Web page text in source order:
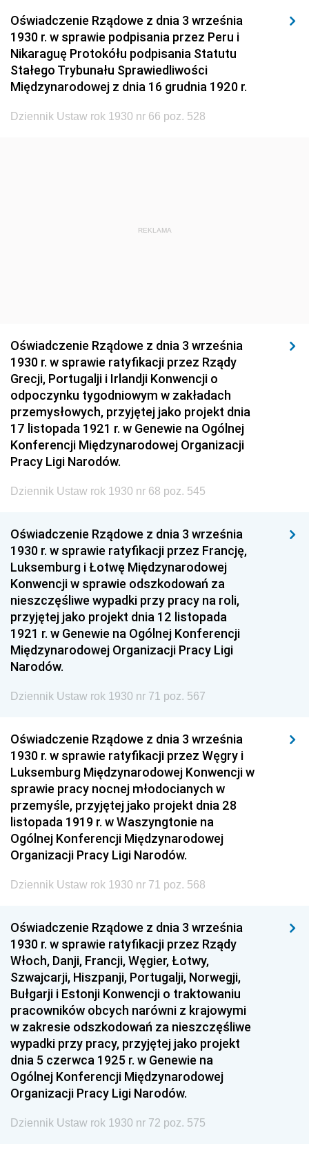
Oświadczenie Rządowe z dnia 3 września
1930 r. w sprawie podpisania przez Peru i
Nikaraguę Protokółu podpisania Statutu
Stałego Trybunału Sprawiedliwości
Międzynarodowej z dnia 16 grudnia 1920 r.
Dziennik Ustaw rok 1930 nr 66 poz. 528
REKLAMA
Oświadczenie Rządowe z dnia 3 września
1930 r. w sprawie ratyfikacji przez Rządy
Grecji, Portugalji i Irlandji Konwencji o
odpoczynku tygodniowym w zakładach
przemysłowych, przyjętej jako projekt dnia
17 listopada 1921 r. w Genewie na Ogólnej
Konferencji Międzynarodowej Organizacji
Pracy Ligi Narodów.
Dziennik Ustaw rok 1930 nr 68 poz. 545
Oświadczenie Rządowe z dnia 3 września
1930 r. w sprawie ratyfikacji przez Francję,
Luksemburg i Łotwę Międzynarodowej
Konwencji w sprawie odszkodowań za
nieszczęśliwe wypadki przy pracy na roli,
przyjętej jako projekt dnia 12 listopada
1921 r. w Genewie na Ogólnej Konferencji
Międzynarodowej Organizacji Pracy Ligi
Narodów.
Dziennik Ustaw rok 1930 nr 71 poz. 567
Oświadczenie Rządowe z dnia 3 września
1930 r. w sprawie ratyfikacji przez Węgry i
Luksemburg Międzynarodowej Konwencji w
sprawie pracy nocnej młodocianych w
przemyśle, przyjętej jako projekt dnia 28
listopada 1919 r. w Waszyngtonie na
Ogólnej Konferencji Międzynarodowej
Organizacji Pracy Ligi Narodów.
Dziennik Ustaw rok 1930 nr 71 poz. 568
Oświadczenie Rządowe z dnia 3 września
1930 r. w sprawie ratyfikacji przez Rządy
Włoch, Danji, Francji, Węgier, Łotwy,
Szwajcarji, Hiszpanji, Portugalji, Norwegji,
Bułgarji i Estonji Konwencji o traktowaniu
pracowników obcych narówni z krajowymi
w zakresie odszkodowań za nieszczęśliwe
wypadki przy pracy, przyjętej jako projekt
dnia 5 czerwca 1925 r. w Genewie na
Ogólnej Konferencji Międzynarodowej
Organizacji Pracy Ligi Narodów.
Dziennik Ustaw rok 1930 nr 72 poz. 575